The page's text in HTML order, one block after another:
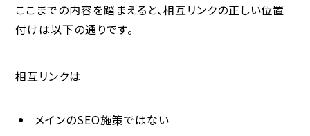
ここまでの内容を踏まえると、相互リンクの正しい位置
付けは以下の通りです。
相互リンクは
メインのSEO施策ではない